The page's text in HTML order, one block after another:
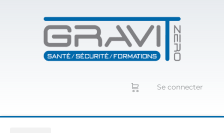
Se connecter